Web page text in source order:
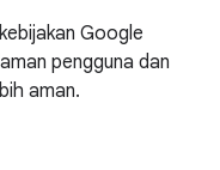
Google
pengguna dan
aman.